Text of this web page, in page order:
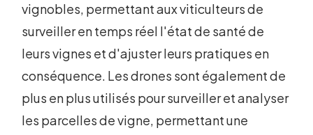
vignobles, permettant aux viticulteurs de
surveiller en temps réel l'état de santé de
leurs vignes et d'ajuster leurs pratiques en
conséquence. Les drones sont également de
plus en plus utilisés pour surveiller et analyser
les parcelles de vigne, permettant une